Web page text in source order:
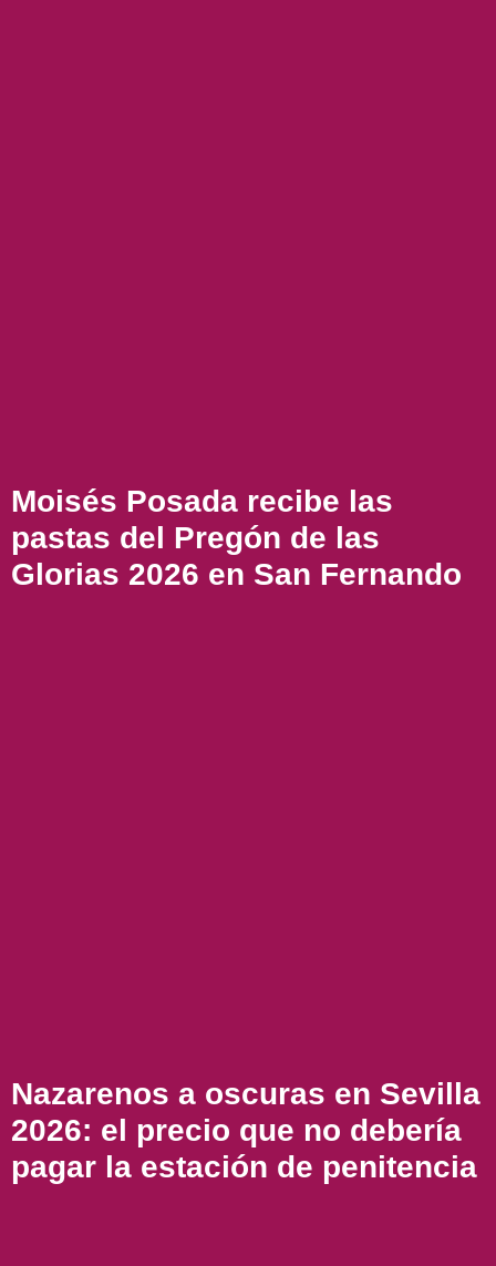
Moisés Posada recibe las
pastas del Pregón de las
Glorias 2026 en San Fernando
Nazarenos a oscuras en Sevilla
2026: el precio que no debería
pagar la estación de penitencia